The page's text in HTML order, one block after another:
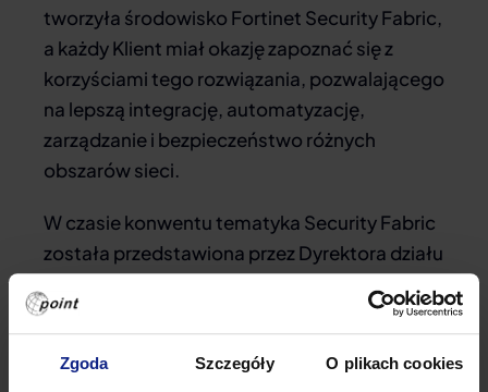
Zgoda Szczegóły O plikach cookies
tworzyła środowisko Fortinet Security Fabric,
a każdy Klient miał okazję zapoznać się z
korzyściami tego rozwiązania, pozwalającego
na lepszą integrację, automatyzację,
zarządzanie i bezpieczeństwo różnych
obszarów sieci.
W czasie konwentu tematyka Security Fabric
została przedstawiona przez Dyrektora działu
Pieńkowskiego.